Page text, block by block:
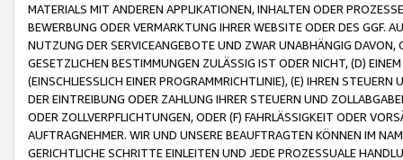
MATERIALS MIT ANDEREN APPLIKATIONEN, INHALTEN ODER
BEWERBUNG ODER VERMARKTUNG IHRER WEBSITE ODER DES GGF.
NUTZUNG DER SERVICEANGEBOTE UND ZWAR UNABHÄNGIG
GESETZLICHEN BESTIMMUNGEN ZULÄSSIG IST ODER NICHT, (D)
(EINSCHLIESSLICH EINER PROGRAMMRICHTLINIE), (E) IHREN
DER EINTREIBUNG ODER ZAHLUNG IHRER STEUERN UND
ODER ZOLLVERPFLICHTUNGEN, ODER (F) FAHRLÄSSIGKEIT ODER
AUFTRAGNEHMER. WIR UND UNSERE BEAUFTRAGTEN KÖNNEN IM
GERICHTLICHE SCHRITTE EINLEITEN UND JEDE PROZESSUALE